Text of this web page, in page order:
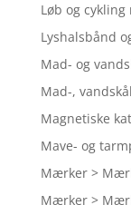
Løb og
Lyshalsbånd
Mad- og
Mad-,
Magnetiske
Mave- og
Mærker >
Mærker >